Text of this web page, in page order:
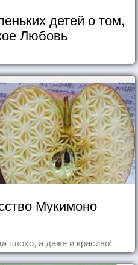
детей о том,
Любовь
Мукимоно
плохо, а даже и красиво!